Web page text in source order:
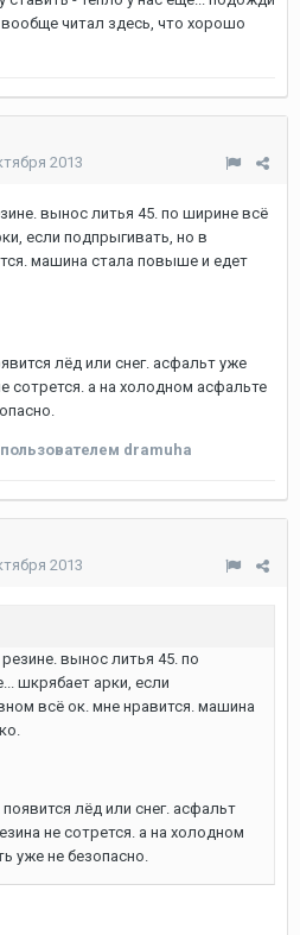
читал здесь, что хорошо
2013
вынос литья 45. по ширине всё
если подпрыгивать, но в
машина стала повыше и едет
лёд или снег. асфальт уже
сотрется. а на холодном асфальте
пользователем dramuha
2013
вынос литья 45. по
шкрябает арки, если
всё ок. мне нравится. машина
лёд или снег. асфальт
не сотрется. а на холодном
уже не безопасно.